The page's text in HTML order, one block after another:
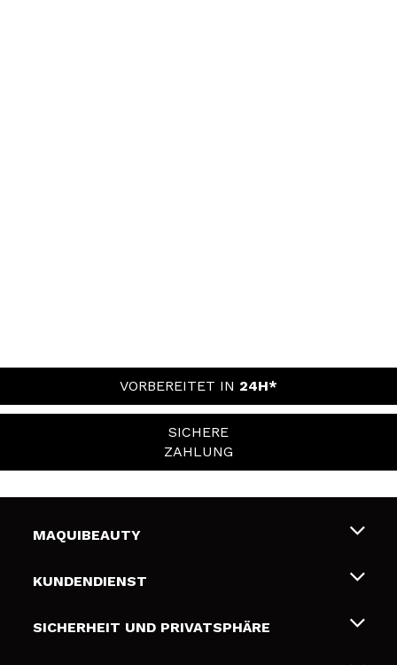
VORBEREITET IN 24H*
SICHERE
ZAHLUNG
MAQUIBEAUTY
Über uns
Geschenkkarten
KUNDENDIENST
Liefer- und Versandkosten
SICHERHEIT UND PRIVATSPHÄRE